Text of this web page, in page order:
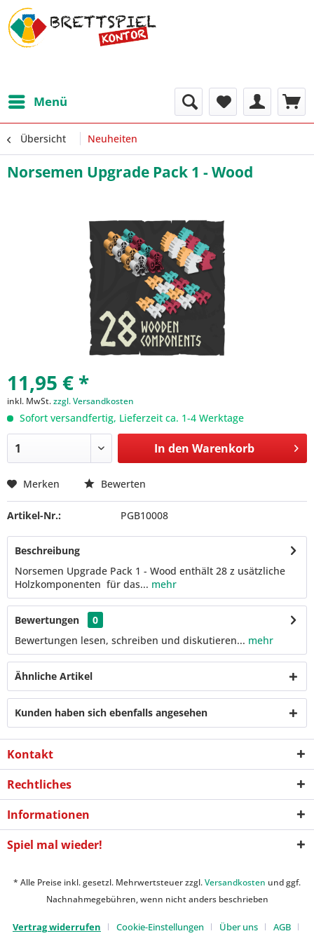
Menü
Übersicht Neuheiten
Norsemen Upgrade Pack 1 - Wood
11,95 € *
inkl. MwSt.zzgl. Versandkosten
Sofort versandfertig, Lieferzeit ca. 1-4 Werktage
In den Warenkorb
Merken Bewerten
Artikel-Nr.: PGB10008
Beschreibung
Norsemen Upgrade Pack 1 - Wood enthält 28 z usätzliche
Holzkomponenten für das... mehr
Bewertungen
0
Bewertungen lesen, schreiben und diskutieren... mehr
Ähnliche Artikel
Kunden haben sich ebenfalls angesehen
Kontakt
Rechtliches
Informationen
Spiel mal wieder!
* Alle Preise inkl. gesetzl. Mehrwertsteuer zzgl.Versandkosten und ggf.
Nachnahmegebühren, wenn nicht anders beschrieben
Vertrag widerrufen Cookie-Einstellungen Über uns AGB